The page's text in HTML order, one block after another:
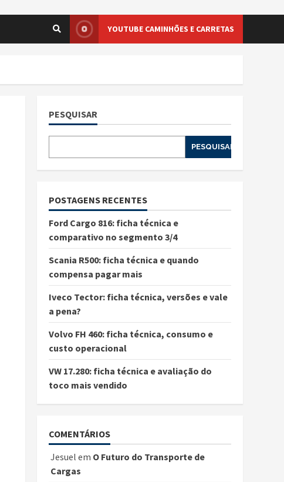
YOUTUBE CAMINHÕES E CARRETAS
PESQUISAR
PESQUISAR
POSTAGENS RECENTES
Ford Cargo 816: ficha técnica e
comparativo no segmento 3/4
Scania R500: ficha técnica e quando
compensa pagar mais
Iveco Tector: ficha técnica, versões e vale
a pena?
Volvo FH 460: ficha técnica, consumo e
custo operacional
VW 17.280: ficha técnica e avaliação do
toco mais vendido
COMENTÁRIOS
Jesuel em O Futuro do Transporte de
Cargas